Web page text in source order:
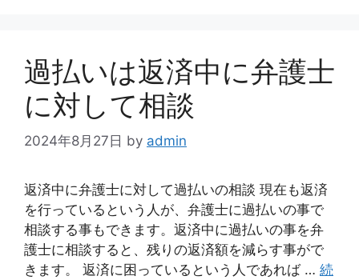
過払いは返済中に弁護士
に対して相談
2024年8月27日 by admin
返済中に弁護士に対して過払いの相談 現在も返済
を行っているという人が、弁護士に過払いの事で
相談する事もできます。返済中に過払いの事を弁
護士に相談すると、残りの返済額を減らす事がで
きます。 返済に困っているという人であれば … 続